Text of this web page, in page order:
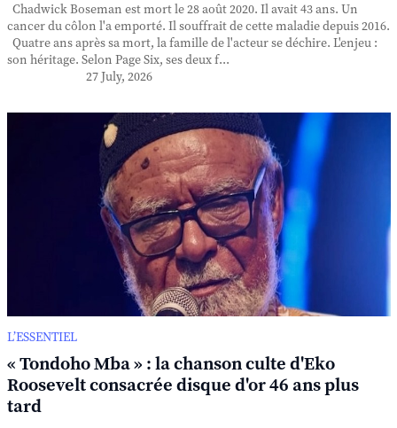
Chadwick Boseman est mort le 28 août 2020. Il avait 43 ans. Un
cancer du côlon l'a emporté. Il souffrait de cette maladie depuis 2016.
Quatre ans après sa mort, la famille de l'acteur se déchire. L'enjeu :
son héritage. Selon Page Six, ses deux f...
27 July, 2026
L’ESSENTIEL
« Tondoho Mba » : la chanson culte d'Eko
Roosevelt consacrée disque d'or 46 ans plus
tard